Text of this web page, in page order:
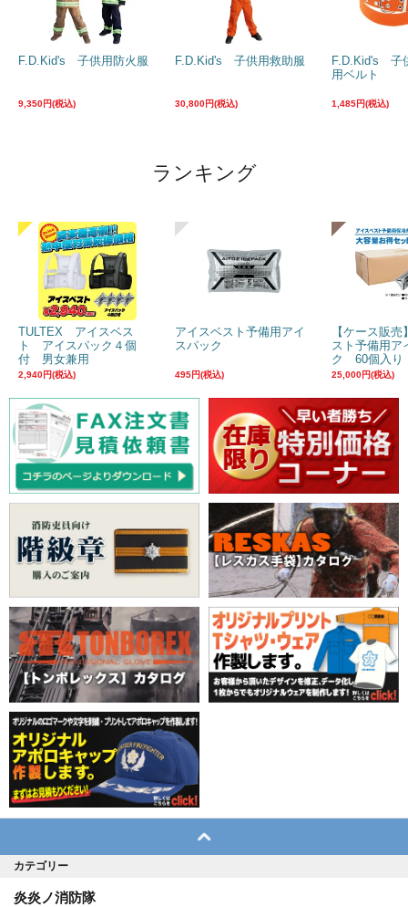
F.D.Kid's 子供用防火服
9,350円(税込)
F.D.Kid's 子供用救助服
30,800円(税込)
F.D.Kid's 子
用ベルト
1,485円(税込)
ランキング
TULTEX アイスベス
ト アイスパック４個
付 男女兼用
2,940円(税込)
アイスベスト予備用アイ
スパック
495円(税込)
【ケース販
スト予備用ア
ク 60個入り
25,000円(税込)
カテゴリー
炎炎ノ消防隊